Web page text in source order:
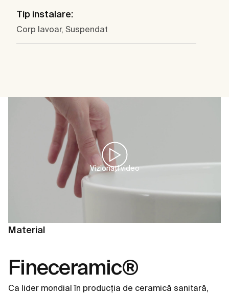
Tip instalare:
Corp lavoar, Suspendat
Vizionați video
Material
Fineceramic®
Ca lider mondial în producția de ceramică sanitară,